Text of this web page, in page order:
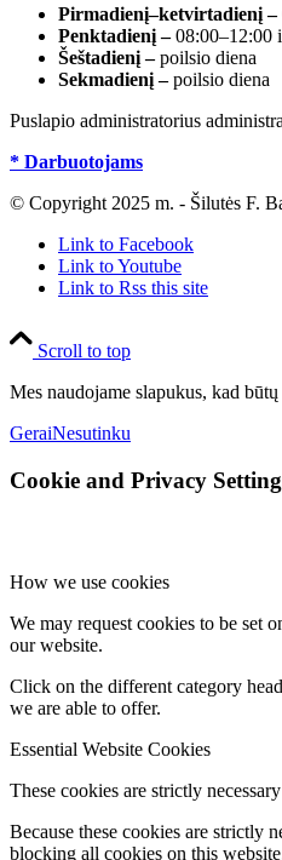
Pirmadienį–ketvirtadienį –
Penktadienį –08:00–12:00
Šeštadienį –poilsio diena
Sekmadienį –poilsio diena
Puslapio administratorius
* Darbuotojams
© Copyright 2025 m. - Šilutės F.
Link to Facebook
Link to Youtube
Link to Rss this site
Scroll to top
Mes naudojame slapukus, kad
GeraiNesutinku
Cookie and Privacy
How we use cookies
We may request cookies to be set
our website.
Click on the different category
we are able to offer.
Essential Website Cookies
These cookies are strictly
Because these cookies are strictly
blocking all cookies on this